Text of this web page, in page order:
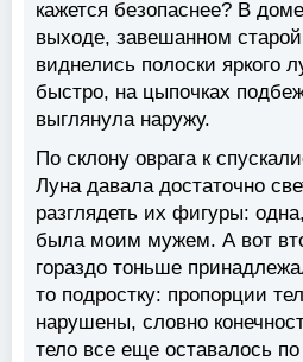
кажется безопаснее? В
выходе, завешанном
виднелись полоски яркого
быстро, на цыпочках
выглянула наружу.
По склону оврага к
Луна давала достаточно
разглядеть их фигуры:
была моим мужем. А вот
гораздо тоньше
то подростку: пропорции
нарушены, словно
тело все еще оставалось